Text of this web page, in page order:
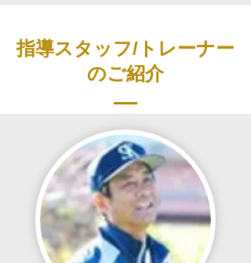
​指導スタッフ/トレーナー
のご紹介